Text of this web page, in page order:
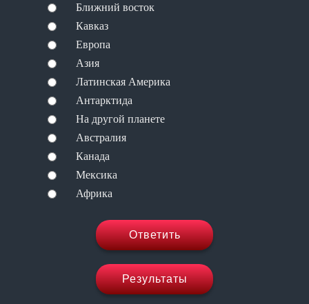
Ближний восток
Кавказ
Европа
Азия
Латинская Америка
Антарктида
На другой планете
Австралия
Канада
Мексика
Африка
Ответить
Результаты